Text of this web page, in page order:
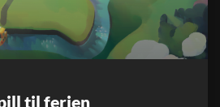
til ferien